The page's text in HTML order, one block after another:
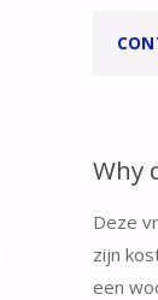
Why
Deze
zijn
een